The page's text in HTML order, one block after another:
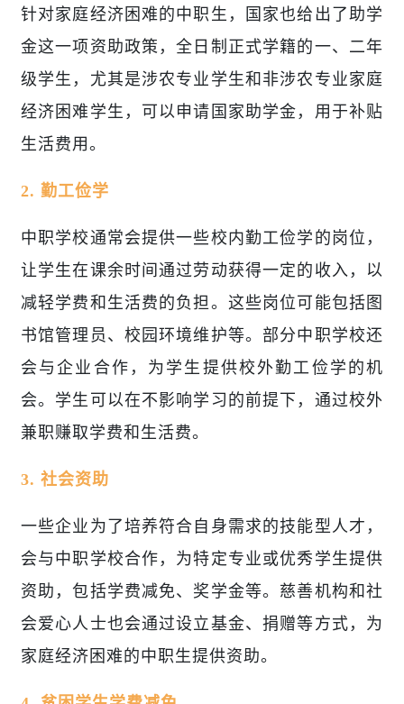
针对家庭经济困难的中职生，国家也给出了助学
金这一项资助政策，全日制正式学籍的一、二年
级学生，尤其是涉农专业学生和非涉农专业家庭
经济困难学生，可以申请国家助学金，用于补贴
生活费用。
2. 勤工俭学
中职学校通常会提供一些校内勤工俭学的岗位，
让学生在课余时间通过劳动获得一定的收入，以
减轻学费和生活费的负担。这些岗位可能包括图
书馆管理员、校园环境维护等。部分中职学校还
会与企业合作，为学生提供校外勤工俭学的机
会。学生可以在不影响学习的前提下，通过校外
兼职赚取学费和生活费。
3. 社会资助
一些企业为了培养符合自身需求的技能型人才，
会与中职学校合作，为特定专业或优秀学生提供
资助，包括学费减免、奖学金等。慈善机构和社
会爱心人士也会通过设立基金、捐赠等方式，为
家庭经济困难的中职生提供资助。